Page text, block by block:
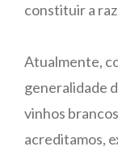
constituir a
Atualmente,
generalidade
vinhos
acreditamos,